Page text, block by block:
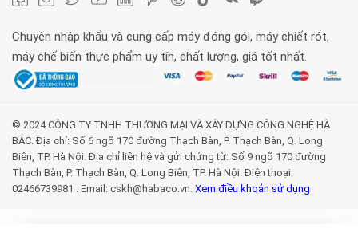
Chuyên nhập khẩu và cung cấp máy đóng gói, máy chiết rót,
máy chế biến thực phẩm uy tín, chất lượng, giá tốt nhất.
© 2024 CÔNG TY TNHH THƯƠNG MẠI VÀ XÂY DỰNG CÔNG NGHỆ HÀ
BẮC. Địa chỉ: Số 6 ngõ 170 đường Thạch Bàn, P. Thạch Bàn, Q. Long
Biên, TP. Hà Nội. Địa chỉ liên hệ và gửi chứng từ: Số 9 ngõ 170 đường
Thạch Bàn, P. Thạch Bàn, Q. Long Biên, TP. Hà Nội. Điện thoại:
02466739981 . Email: cskh@habaco.vn. Xem điều khoản sử dụng